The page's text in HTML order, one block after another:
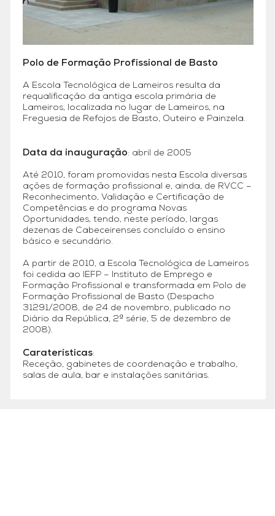
Polo de Formação Profissional de Basto
A Escola Tecnológica de Lameiros resulta da
requalificação da antiga escola primária de
Lameiros, localizada no lugar de Lameiros, na
Freguesia de Refojos de Basto, Outeiro e Painzela.
Data da inauguração: abril de 2005
Até 2010, foram promovidas nesta Escola diversas
ações de formação profissional e, ainda, de RVCC –
Reconhecimento, Validação e Certificação de
Competências e do programa Novas
Oportunidades, tendo, neste período, largas
dezenas de Cabeceirenses concluído o ensino
básico e secundário.
A partir de 2010, a Escola Tecnológica de Lameiros
foi cedida ao IEFP – Instituto de Emprego e
Formação Profissional e transformada em Polo de
Formação Profissional de Basto (Despacho
31291/2008, de 24 de novembro, publicado no
Diário da República, 2ª série, 5 de dezembro de
2008).
Caraterísticas:
Receção, gabinetes de coordenação e trabalho,
salas de aula, bar e instalações sanitárias.